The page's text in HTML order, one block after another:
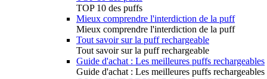
TOP 10 des puffs
Mieux comprendre l'interdiction de la puff
Mieux comprendre l'interdiction de la puff
Tout savoir sur la puff rechargeable
Tout savoir sur la puff rechargeable
Guide d'achat : Les meilleures puffs rechargeables
Guide d'achat : Les meilleures puffs rechargeables